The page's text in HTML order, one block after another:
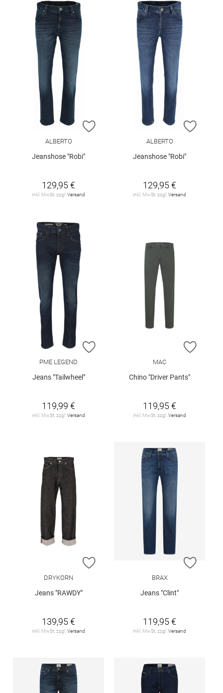
ZUR WUNSCHLISTE HINZUFÜGEN
ALBERTO
Jeanshose "Robi"
129,95 €
inkl. MwSt. zzgl.Versand
ZUR
ALBERTO
Jeanshose "Robi"
129,95 €
inkl. MwSt. zzgl.Versand
ZUR WUNSCHLISTE HINZUFÜGEN
PME LEGEND
Jeans "Tailwheel"
119,99 €
inkl. MwSt. zzgl. Versand
ZUR
MAC
Chino "Driver Pants"
119,95 €
inkl. MwSt. zzgl. Versand
ZUR WUNSCHLISTE HINZUFÜGEN
DRYKORN
Jeans "RAWDY"
139,95 €
inkl. MwSt. zzgl. Versand
ZUR
BRAX
Jeans "Clint"
119,95 €
inkl. MwSt. zzgl. Versand